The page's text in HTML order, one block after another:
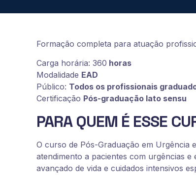
Formação completa para atuação
Carga horária: 360 horas
Modalidade EAD
Público: Todos os profissionais
Certificação Pós-graduação lato sensu
PARA QUEM É ESSE
O curso de Pós-Graduação em Urgência
atendimento a pacientes com urgências
avançado de vida e cuidados intensivos